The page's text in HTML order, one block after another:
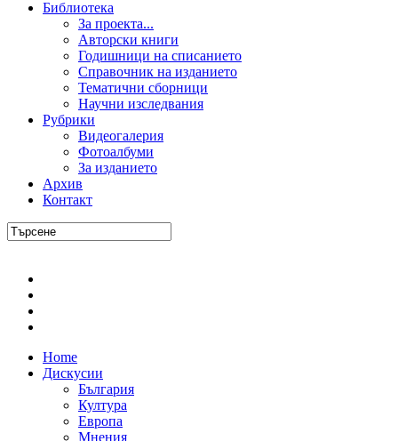
Библиотека
За проекта...
Авторски книги
Годишници на списанието
Справочник на изданието
Тематични сборници
Научни изследвания
Рубрики
Видеогалерия
Фотоалбуми
За изданието
Архив
Контакт
Home
Дискусии
България
Култура
Европа
Мнения